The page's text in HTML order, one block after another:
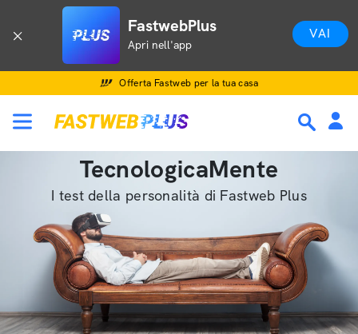
FastwebPlus
Apri nell'app
VAI
Offerta Fastweb per la tua casa
TecnologicaMente
I test della personalità di Fastweb Plus